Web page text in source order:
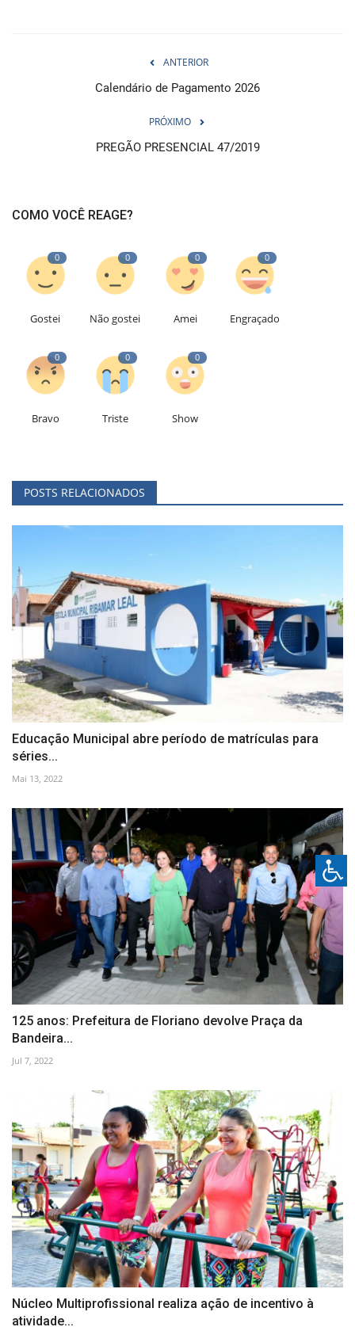
ANTERIOR
Calendário de Pagamento 2026
PRÓXIMO
PREGÃO PRESENCIAL 47/2019
COMO VOCÊ REAGE?
0
Gostei
0
Não gostei
0
Amei
0
Engraçado
0
Bravo
0
Triste
0
Show
POSTS RELACIONADOS
Educação Municipal abre período de matrículas para
séries...
Mai 13, 2022
125 anos: Prefeitura de Floriano devolve Praça da
Bandeira...
Jul 7, 2022
Núcleo Multiprofissional realiza ação de incentivo à
atividade...